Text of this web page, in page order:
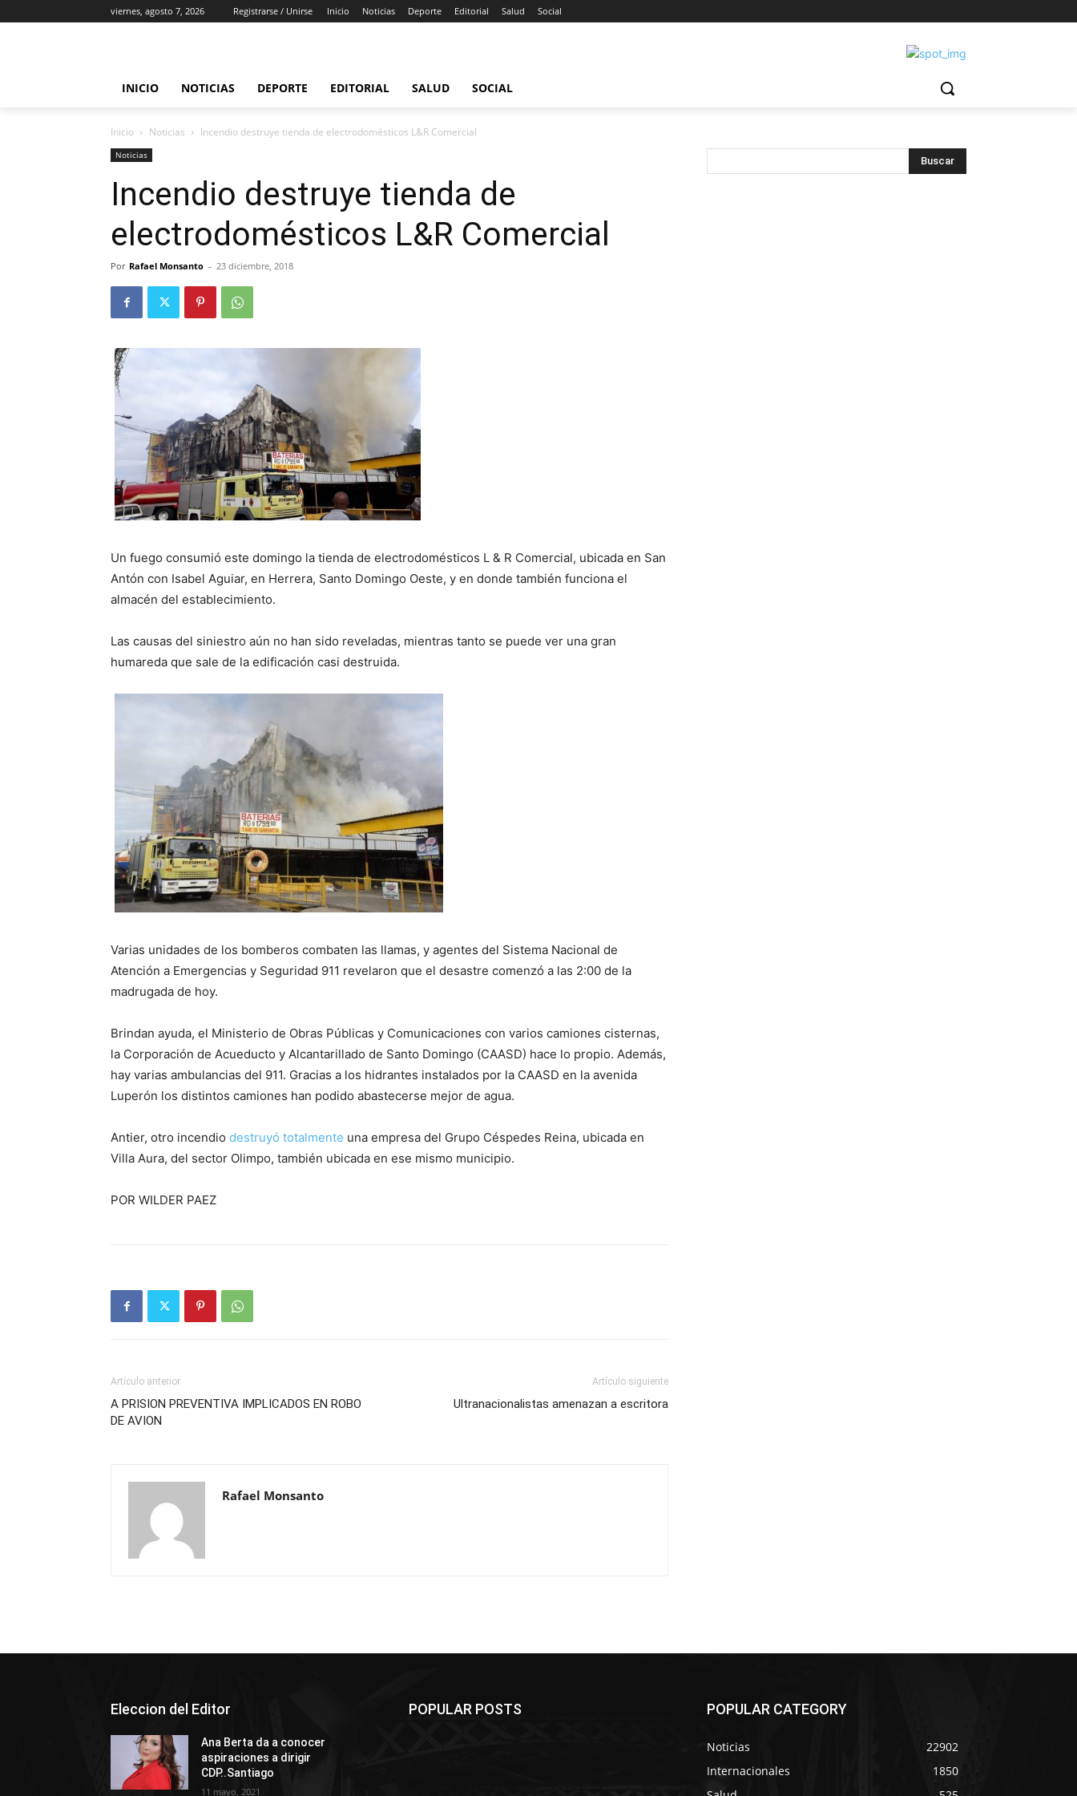
viernes, agosto 7, 2026 Registrarse / Unirse Inicio Noticias Deporte Editorial Salud Social
INICIO NOTICIAS DEPORTE EDITORIAL SALUD SOCIAL
Inicio Noticias Incendio destruye tienda de electrodomésticos L&R Comercial
Noticias
Incendio destruye tienda de
electrodomésticos L&R Comercial
Por Rafael Monsanto - 23 diciembre, 2018
Un fuego consumió este domingo la tienda de electrodomésticos L & R Comercial, ubicada en San
Antón con Isabel Aguiar, en Herrera, Santo Domingo Oeste, y en donde también funciona el
almacén del establecimiento.
Las causas del siniestro aún no han sido reveladas, mientras tanto se puede ver una gran
humareda que sale de la edificación casi destruida.
Varias unidades de los bomberos combaten las llamas, y agentes del Sistema Nacional de
Atención a Emergencias y Seguridad 911 revelaron que el desastre comenzó a las 2:00 de la
madrugada de hoy.
Brindan ayuda, el Ministerio de Obras Públicas y Comunicaciones con varios camiones cisternas,
la Corporación de Acueducto y Alcantarillado de Santo Domingo (CAASD) hace lo propio. Además,
hay varias ambulancias del 911. Gracias a los hidrantes instalados por la CAASD en la avenida
Luperón los distintos camiones han podido abastecerse mejor de agua.
Antier, otro incendio destruyó totalmente una empresa del Grupo Céspedes Reina, ubicada en
Villa Aura, del sector Olimpo, también ubicada en ese mismo municipio.
POR WILDER PAEZ
Artículo anterior
A PRISION PREVENTIVA IMPLICADOS EN ROBO
DE AVION
Artículo siguiente
Ultranacionalistas amenazan a escritora
Rafael Monsanto
Eleccion del Editor
Ana Berta da a conocer
aspiraciones a dirigir
CDP..Santiago
11 mayo, 2021
POPULAR POSTS POPULAR CATEGORY
Noticias
22902
Internacionales
1850